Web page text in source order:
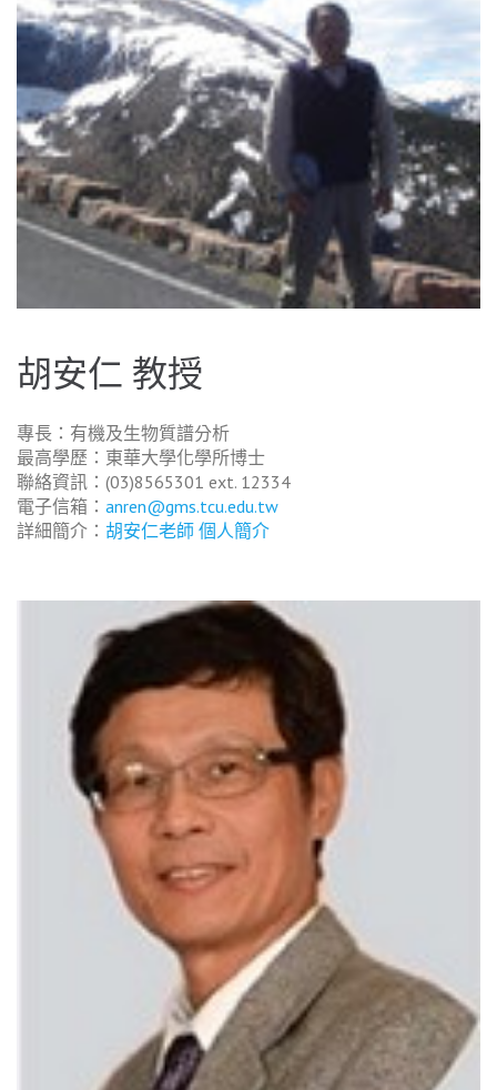
胡安仁 教授
專長：有機及生物質譜分析
最高學歷：東華大學化學所博士
聯絡資訊：(03)8565301 ext. 12334
電子信箱： anren@gms.tcu.edu.tw
詳細簡介： 胡安仁老師 個人簡介